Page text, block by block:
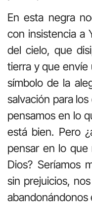
En esta negra
con insistencia a
del cielo, que
tierra y que envíe
símbolo de la
salvación para
pensamos en lo
está bien. Pero
pensar en lo que
Dios? Seríamos
sin prejuicios,
abandonándonos